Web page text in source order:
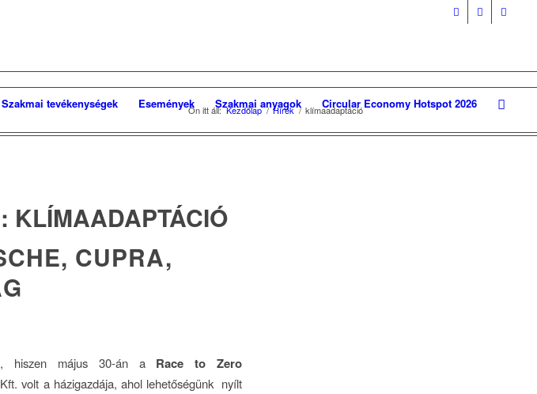
Szakmai tevékenységek Események Szakmai anyagok Circular Economy Hotspot 2026
Ön itt áll: Kezdőlap / Hírek / klímaadaptáció
KLÍMAADAPTÁCIÓ
CUPRA,
hiszen május 30-án a Race to Zero
volt a házigazdája, ahol lehetőségünk nyílt